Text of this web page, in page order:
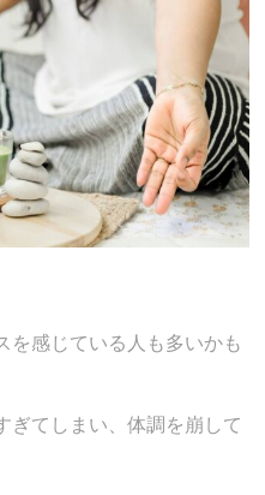
を感じている人も多いかも
ぎてしまい、体調を崩して